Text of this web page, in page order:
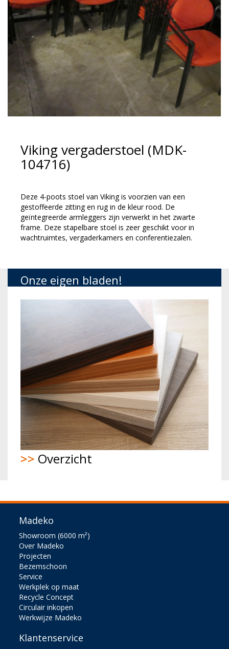
Viking vergaderstoel (MDK-
104716)
Deze 4-poots stoel van Viking is voorzien van een
gestoffeerde zitting en rug in de kleur rood. De
geïntegreerde armleggers zijn verwerkt in het zwarte
frame. Deze stapelbare stoel is zeer geschikt voor in
wachtruimtes, vergaderkamers en conferentiezalen.
Onze eigen bladen!
>> Overzicht
Madeko
Showroom (6000 m²)
Over Madeko
Projecten
Bezemschoon
Service
Werkplek op maat
Recycle Concept
Circulair inkopen
Werkwijze Madeko
Klantenservice